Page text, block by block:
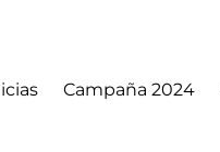
Campaña 2024